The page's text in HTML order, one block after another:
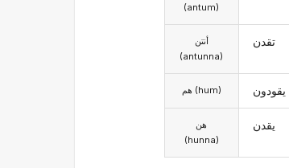
(antum)
أنتن
(antunna)
هم (hum)
هن
(hunna)
تقدن
يقودون
يقدن